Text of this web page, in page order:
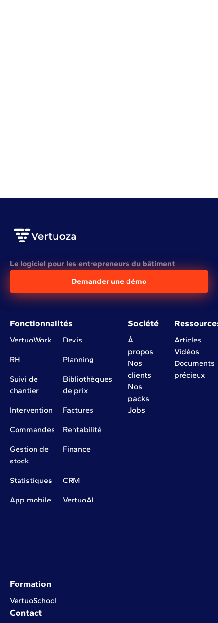
Le logiciel pour les entrepreneurs du bâtiment
Demander une démo
Fonctionnalités
VertuoWork Devis
RH Planning
Suivi de
chantier
Bibliothèques
de prix
Intervention Factures
Commandes Rentabilité
Gestion de
stock
Finance
Statistiques CRM
App mobile VertuoAI
Société
À
propos
Nos
clients
Nos
packs
Jobs
Articles
Vidéos
Documents
précieux
Formation
VertuoSchool
Contact